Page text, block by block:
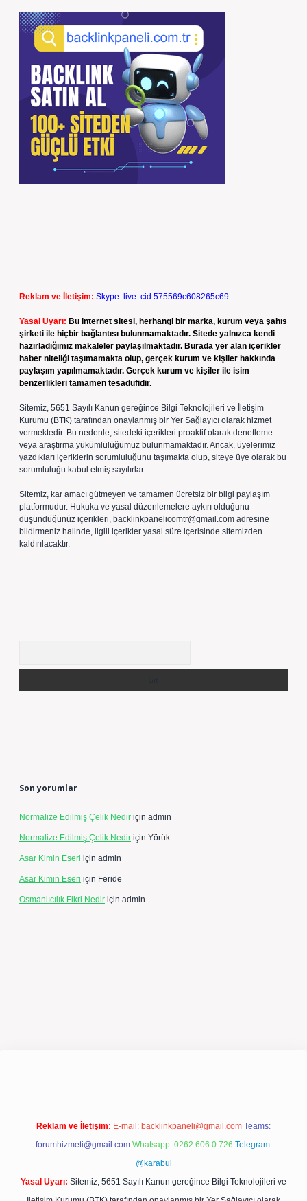
Reklam ve İletişim: Skype: live:.cid.575569c608265c69
Yasal Uyarı: Bu internet sitesi, herhangi bir marka, kurum veya şahıs
şirketi ile hiçbir bağlantısı bulunmamaktadır. Sitede yalnızca kendi
hazırladığımız makaleler paylaşılmaktadır. Burada yer alan içerikler
haber niteliği taşımamakta olup, gerçek kurum ve kişiler hakkında
paylaşım yapılmamaktadır. Gerçek kurum ve kişiler ile isim
benzerlikleri tamamen tesadüfidir.
Sitemiz, 5651 Sayılı Kanun gereğince Bilgi Teknolojileri ve İletişim
Kurumu (BTK) tarafından onaylanmış bir Yer Sağlayıcı olarak hizmet
vermektedir. Bu nedenle, sitedeki içerikleri proaktif olarak denetleme
veya araştırma yükümlülüğümüz bulunmamaktadır. Ancak, üyelerimiz
yazdıkları içeriklerin sorumluluğunu taşımakta olup, siteye üye olarak bu
sorumluluğu kabul etmiş sayılırlar.
Sitemiz, kar amacı gütmeyen ve tamamen ücretsiz bir bilgi paylaşım
platformudur. Hukuka ve yasal düzenlemelere aykırı olduğunu
düşündüğünüz içerikleri, backlinkpanelicomtr@gmail.com adresine
bildirmeniz halinde, ilgili içerikler yasal süre içerisinde sitemizden
kaldırılacaktır.
Son yorumlar
Normalize Edilmiş Çelik Nedir için admin
Normalize Edilmiş Çelik Nedir için Yörük
Asar Kimin Eseri için admin
Asar Kimin Eseri için Feride
Osmanlıcılık Fikri Nedir için admin
Reklam ve İletişim: E-mail: backlinkpaneli@gmail.com Teams:
forumhizmeti@gmail.com Whatsapp: 0262 606 0 726 Telegram:
@karabul
Yasal Uyarı: Sitemiz, 5651 Sayılı Kanun gereğince Bilgi Teknolojileri ve